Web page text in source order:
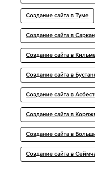
Создание сайта в Туме
Создание сайта в
Создание сайта в
Создание сайта в
Создание сайта в
Создание сайта в
Создание сайта в
Создание сайта в